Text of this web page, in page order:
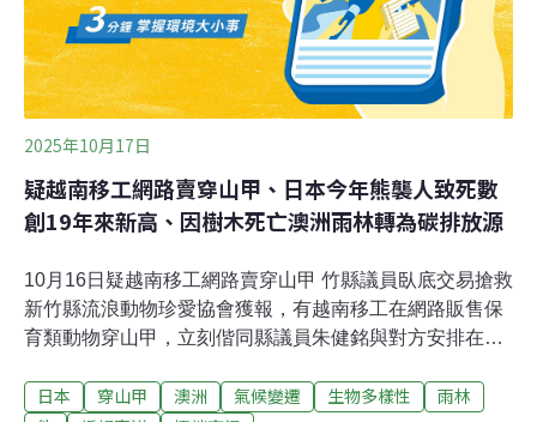
調：「這是一種『便利包裝』，完全可以用大瓶裝或可再
填充的調味品，或更易於管理的替代品來取代，其淘汰將
直接減少進入廢棄物系統的一次性
2025年10月17日
疑越南移工網路賣穿山甲、日本今年熊襲人致死數
創19年來新高、因樹木死亡澳洲雨林轉為碳排放源
10月16日疑越南移工網路賣穿山甲 竹縣議員臥底交易搶救
新竹縣流浪動物珍愛協會獲報，有越南移工在網路販售保
育類動物穿山甲，立刻偕同縣議員朱健銘與對方安排在竹
境。朱健銘呼籲，主管機關加強源頭管理與跨單位協作，
日本 穿山甲 澳洲 氣候變遷 生物多樣性
雨林